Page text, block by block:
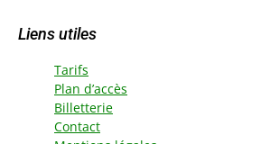
Liens utiles
Tarifs
Plan d’accès
Billetterie
Contact